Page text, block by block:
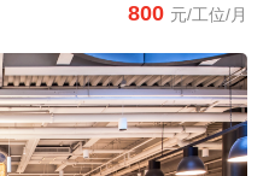
800 元/工位/月